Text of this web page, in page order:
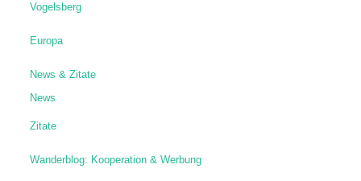
Vogelsberg
Europa
News & Zitate
News
Zitate
Wanderblog: Kooperation & Werbung